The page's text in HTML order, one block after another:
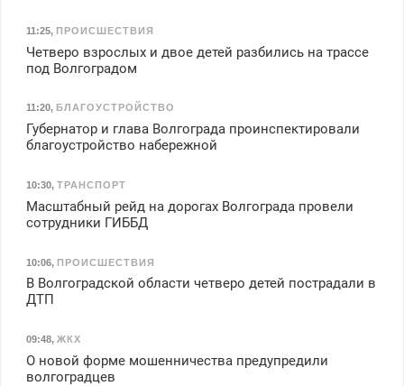
11:25, ПРОИСШЕСТВИЯ
Четверо взрослых и двое детей разбились на трассе
под Волгоградом
11:20, БЛАГОУСТРОЙСТВО
Губернатор и глава Волгограда проинспектировали
благоустройство набережной
10:30, ТРАНСПОРТ
Масштабный рейд на дорогах Волгограда провели
сотрудники ГИББД
10:06, ПРОИСШЕСТВИЯ
В Волгоградской области четверо детей пострадали в
ДТП
09:48, ЖКХ
О новой форме мошенничества предупредили
волгоградцев